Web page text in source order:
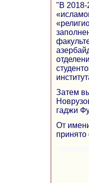
"В 2018-
Затем
гаджи
От